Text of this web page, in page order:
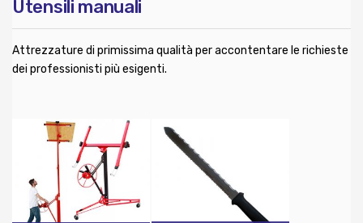
Utensili manuali
Attrezzature di primissima qualità per accontentare le richieste
dei professionisti più esigenti.